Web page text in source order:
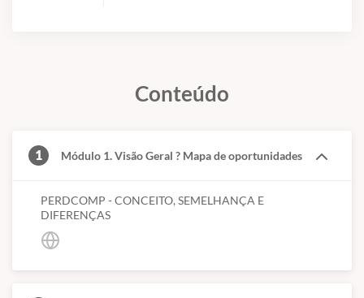
Conteúdo
1 Módulo 1. Visão Geral ? Mapa de oportunidades
PERDCOMP - CONCEITO, SEMELHANÇA E
DIFERENÇAS